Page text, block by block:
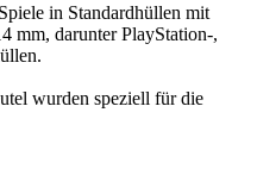
in Standardhüllen mit
mm, darunter PlayStation-,
wurden speziell für die